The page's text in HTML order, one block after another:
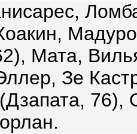
Мата,
Зе